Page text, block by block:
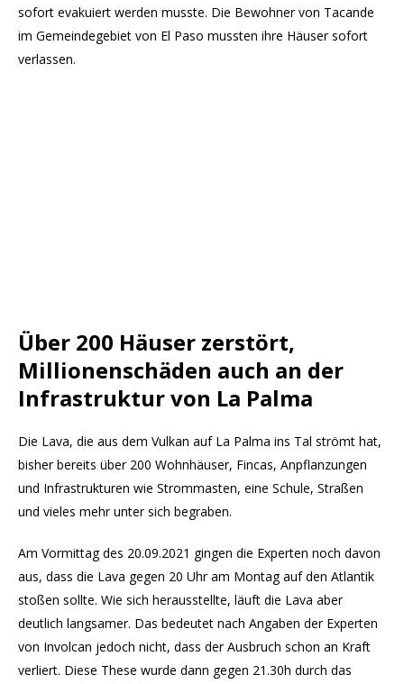
sofort evakuiert werden musste. Die Bewohner von Tacande
im Gemeindegebiet von El Paso mussten ihre Häuser sofort
verlassen.
Über 200 Häuser zerstört,
Millionenschäden auch an der
Infrastruktur von La Palma
Die Lava, die aus dem Vulkan auf La Palma ins Tal strömt hat,
bisher bereits über 200 Wohnhäuser, Fincas, Anpflanzungen
und Infrastrukturen wie Strommasten, eine Schule, Straßen
und vieles mehr unter sich begraben.
Am Vormittag des 20.09.2021 gingen die Experten noch davon
aus, dass die Lava gegen 20 Uhr am Montag auf den Atlantik
stoßen sollte. Wie sich herausstellte, läuft die Lava aber
deutlich langsamer. Das bedeutet nach Angaben der Experten
von Involcan jedoch nicht, dass der Ausbruch schon an Kraft
verliert. Diese These wurde dann gegen 21.30h durch das